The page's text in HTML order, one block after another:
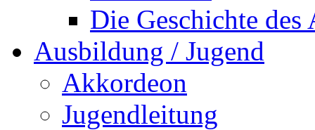
Die Geschichte des
Ausbildung / Jugend
Akkordeon
Jugendleitung